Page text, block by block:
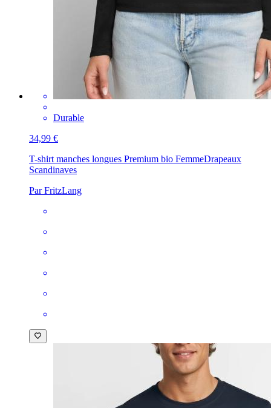
Durable
34,99 €
T-shirt manches longues Premium bio FemmeDrapeaux
Scandinaves
Par FritzLang